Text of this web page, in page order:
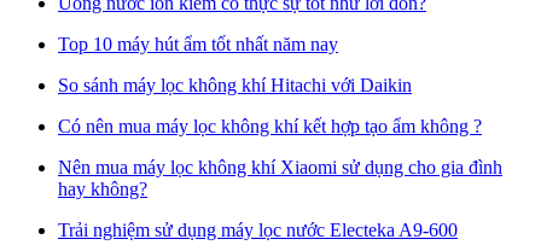
Top 10 máy hút ẩm tốt nhất năm nay
So sánh máy lọc không khí Hitachi với Daikin
Có nên mua máy lọc không khí kết hợp tạo ẩm không ?
Nên mua máy lọc không khí Xiaomi sử dụng cho gia đình
hay không?
Trải nghiệm sử dụng máy lọc nước Electeka A9-600